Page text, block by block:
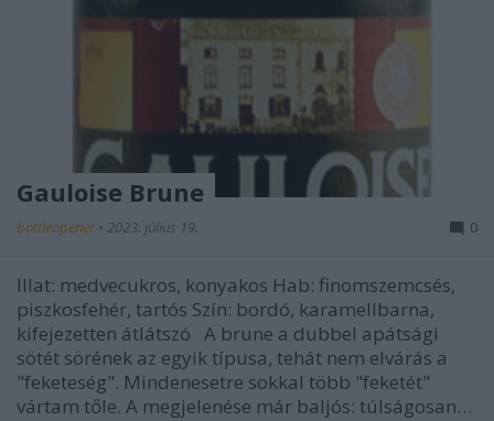
Gauloise Brune
bottleopener • 2023. július 19. 0
Illat: medvecukros, konyakos Hab: finomszemcsés,
piszkosfehér, tartós Szín: bordó, karamellbarna,
kifejezetten átlátszó A brune a dubbel apátsági
sötét sörének az egyik típusa, tehát nem elvárás a
"feketeség". Mindenesetre sokkal több "feketét"
vártam tőle. A megjelenése már baljós: túlságosan…